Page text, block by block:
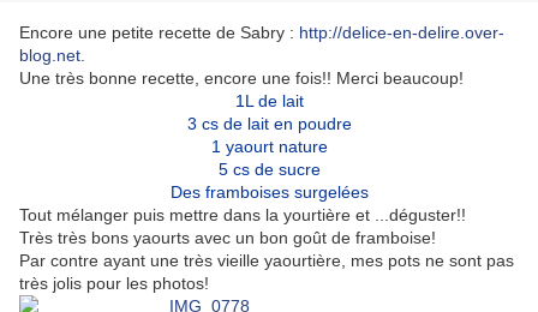
Encore une petite recette de Sabry : http://delice-en-delire.over-
blog.net
Une très bonne recette, encore une fois!! Merci beaucoup!
1L de lait
3 cs de lait en poudre
1 yaourt nature
5 cs de sucre
Des framboises surgelées
Tout mélanger puis mettre dans la yourtière et ...déguster!!
Très très bons yaourts avec un bon goût de framboise!
Par contre ayant une très vieille yaourtière, mes pots ne sont pas
très jolis pour les photos!